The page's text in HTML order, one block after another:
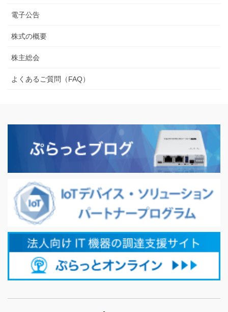
電子公告
株式の概要
株主総会
よくあるご質問（FAQ）